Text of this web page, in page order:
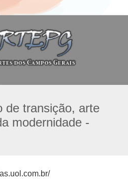
de transição, arte
modernidade -